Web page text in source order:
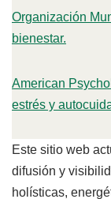
Organización
bienestar.
American
estrés y
Este sitio web
difusión y
holísticas,